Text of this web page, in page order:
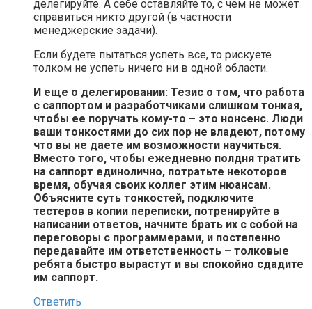
делегируйте. А себе оставляйте то, с чем не может
справиться никто другой (в частности
менеджерские задачи).
Если будете пытаться успеть все, то рискуете
толком не успеть ничего ни в одной области.
И еще о делегировании: Тезис о том, что работа
с саппортом и разработчиками слишком тонкая,
чтобы ее поручать кому-то – это нонсенс. Люди
ваши тонкостями до сих пор не владеют, потому
что вы не даете им возможности научиться.
Вместо того, чтобы ежедневно полдня тратить
на саппорт единолично, потратьте некоторое
время, обучая своих коллег этим нюансам.
Объясните суть тонкостей, подключите
тестеров в копии переписки, потренируйте в
написании ответов, начните брать их с собой на
переговоры с программерами, и постепенно
передавайте им ответственность – толковые
ребята быстро вырастут и вы спокойно сдадите
им саппорт.
Ответить